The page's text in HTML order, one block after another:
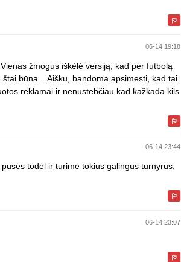
06-14 19:18
žmogus iškėlė versiją, kad per futbolą
būna... Aišku, bandoma apsimesti, kad tai
reklamai ir nenustebčiau kad kažkada kils
06-14 23:44
todėl ir turime tokius galingus turnyrus,
06-14 23:07